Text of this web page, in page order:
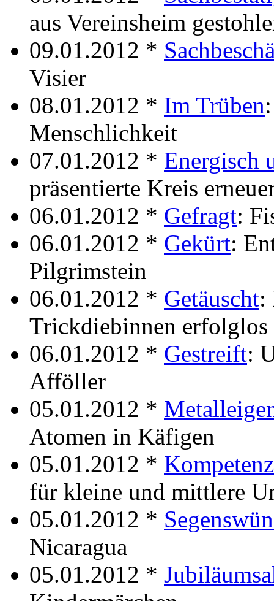
aus Vereinsheim
09.01.2012 *
Visier
08.01.2012 * Im Trüben
Menschlichkeit
07.01.2012 * Energisch
präsentierte Kreis
06.01.2012 * Gefragt:
06.01.2012 * Gekürt:
Pilgrimstein
06.01.2012 * Getäuscht:
Trickdiebinnen erfolglos
06.01.2012 * Gestreift:
Afföller
05.01.2012 *
Atomen in Käfigen
05.01.2012 *
für kleine und mittlere
05.01.2012 *
Nicaragua
05.01.2012 *